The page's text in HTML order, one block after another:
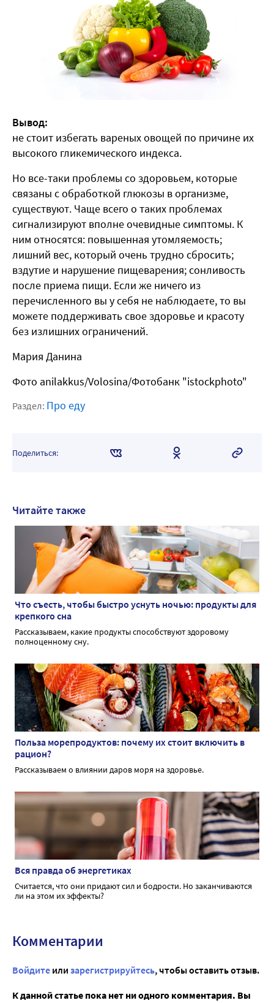
Вывод:
не стоит избегать вареных овощей по причине их
высокого гликемического индекса.
Но все-таки проблемы со здоровьем, которые
связаны с обработкой глюкозы в организме,
существуют. Чаще всего о таких проблемах
сигнализируют вполне очевидные симптомы. К
ним относятся: повышенная утомляемость;
лишний вес, который очень трудно сбросить;
вздутие и нарушение пищеварения; сонливость
после приема пищи. Если же ничего из
перечисленного вы у себя не наблюдаете, то вы
можете поддерживать свое здоровье и красоту
без излишних ограничений.
Мария Данина
Фото anilakkus/Volosina/Фотобанк "istockphoto"
Раздел: Про еду
Поделиться:
Читайте также
Что съесть, чтобы быстро уснуть ночью: продукты для
крепкого сна
Рассказываем, какие продукты способствуют здоровому
полноценному сну.
Польза морепродуктов: почему их стоит включить в
рацион?
Рассказываем о влиянии даров моря на здоровье.
Вся правда об энергетиках
Считается, что они придают сил и бодрости. Но заканчиваются
ли на этом их эффекты?
Комментарии
Войдите или зарегистрируйтесь, чтобы оставить отзыв.
К данной статье пока нет ни одного комментария. Вы